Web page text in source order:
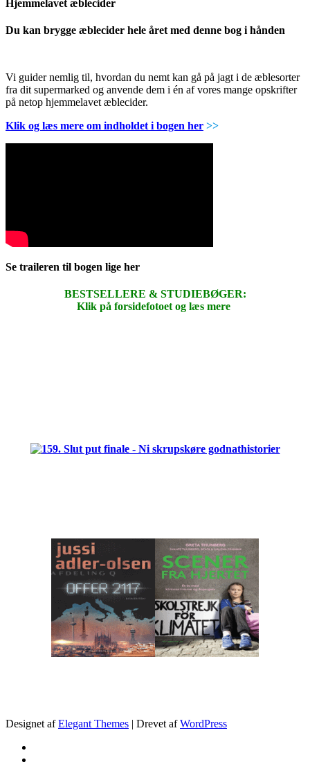
Hjemmelavet æblecider
Du kan brygge æblecider hele året med denne bog i hånden
Vi guider nemlig til, hvordan du nemt kan gå på jagt i de æblesorter
fra dit supermarked og anvende dem i én af vores mange opskrifter
på netop hjemmelavet æblecider.
Klik og læs mere om indholdet i bogen her >>
Se traileren til bogen lige her
BESTSELLERE & STUDIEBØGER:
Klik på forsidefotoet og læs mere
Designet afElegant Themes | Drevet afWordPress